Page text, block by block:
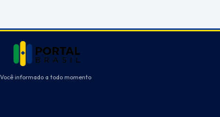
Você informado a todo momento